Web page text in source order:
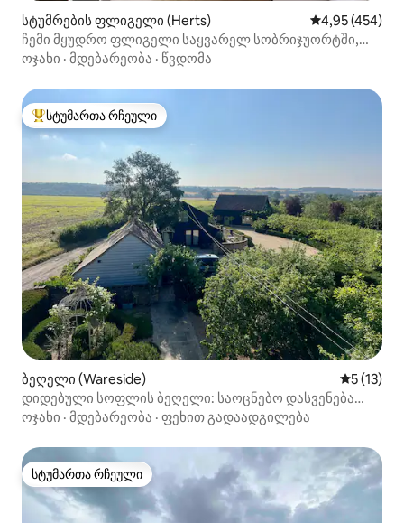
სტუმრების ფლიგელი (Herts) საშუალო
4,95 (454)
ჩემი მყუდრო ფლიგელი საყვარელ სობრიჯუორტში,
სტენსტედის მახლობლად
ოჯახი · მდებარეობა · წვდომა
სტუმართა რჩეული მოწინავე ვარიანტი
სტუმართა რჩეული
ბეღელი (Wareside) საშუალო
5 (13)
დიდებული სოფლის ბეღელი: საოცნებო დასვენება
სახლთან ახლოს
ოჯახი · მდებარეობა · ფეხით გადაადგილება
სტუმართა რჩეული
სტუმართა რჩეული